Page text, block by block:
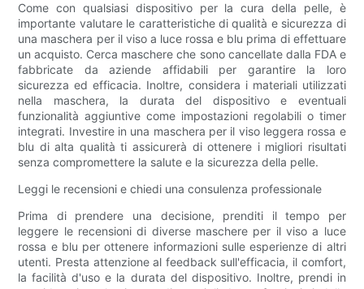
Come con qualsiasi dispositivo per la cura della pelle, è
importante valutare le caratteristiche di qualità e sicurezza di
una maschera per il viso a luce rossa e blu prima di effettuare
un acquisto. Cerca maschere che sono cancellate dalla FDA e
fabbricate da aziende affidabili per garantire la loro
sicurezza ed efficacia. Inoltre, considera i materiali utilizzati
nella maschera, la durata del dispositivo e eventuali
funzionalità aggiuntive come impostazioni regolabili o timer
integrati. Investire in una maschera per il viso leggera rossa e
blu di alta qualità ti assicurerà di ottenere i migliori risultati
senza compromettere la salute e la sicurezza della pelle.
Leggi le recensioni e chiedi una consulenza professionale
Prima di prendere una decisione, prenditi il ​​tempo per
leggere le recensioni di diverse maschere per il viso a luce
rossa e blu per ottenere informazioni sulle esperienze di altri
utenti. Presta attenzione al feedback sull'efficacia, il comfort,
la facilità d'uso e la durata del dispositivo. Inoltre, prendi in